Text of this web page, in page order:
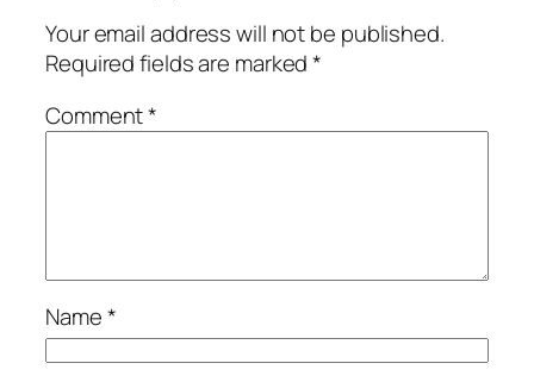
Your email address will not be published.
Required fields are marked*
Comment*
Name*